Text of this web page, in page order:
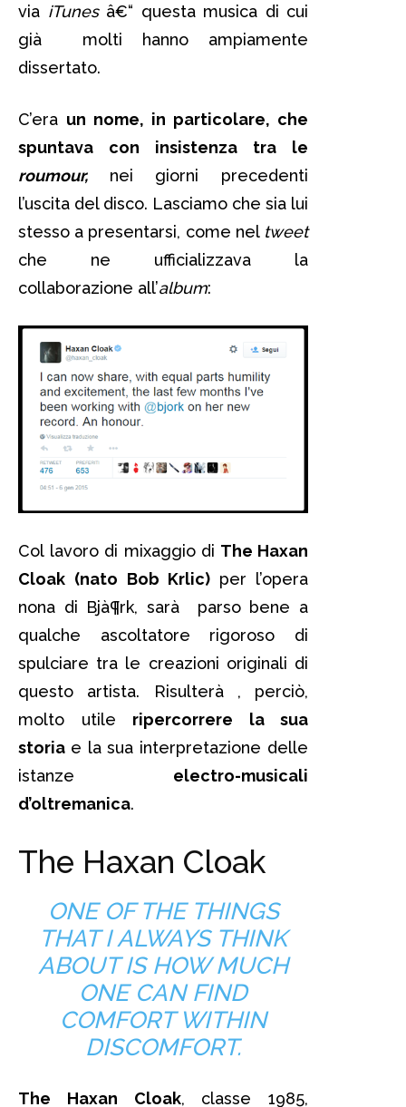
via iTunesâ€“ questa musica di cui
già molti hanno ampiamente
dissertato.
C’era un nome, in particolare, che
spuntava con insistenza tra le
roumour, nei giorni precedenti
l’uscita del disco. Lasciamo che sia lui
stesso a presentarsi, come nel tweet
che ne ufficializzava la
collaborazione all’album:
Col lavoro di mixaggio di The Haxan
Cloak (nato Bob Krlic) per l’opera
nona di Bjà¶rk, sarà parso bene a
qualche ascoltatore rigoroso di
spulciare tra le creazioni originali di
questo artista. Risulterà , perciò,
molto utile ripercorrere la sua
storia e la sua interpretazione delle
istanze electro-musicali
d’oltremanica.
The Haxan Cloak
ONE OF THE THINGS
THAT I ALWAYS THINK
ABOUT IS HOW MUCH
ONE CAN FIND
COMFORT WITHIN
DISCOMFORT.
The Haxan Cloak, classe 1985,